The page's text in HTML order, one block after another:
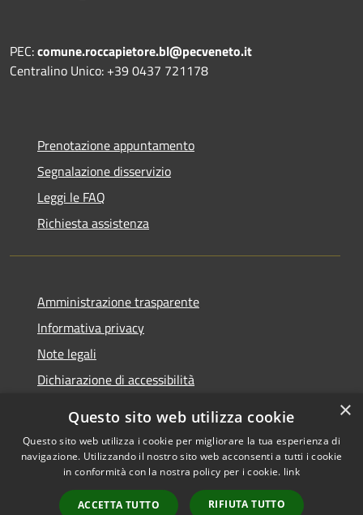
PEC:comune.roccapietore.bl@pecveneto.it
Centralino Unico: +39 0437 721178
Prenotazione appuntamento
Segnalazione disservizio
Leggi le FAQ
Richiesta assistenza
Amministrazione trasparente
Informativa privacy
Note legali
Dichiarazione di accessibilità
RSS
Accessibilità
Copyright © 2026 • Comune di
Rocca Pietore • Powered by
Municipium•
Accesso
×
Questo sito web utilizza cookie
Questo sito web utilizza i cookie per migliorare la tua esperienza di
navigazione. Utilizzando il nostro sito web acconsenti a tutti i cookie
in conformità con la nostra policy per i cookie. link
ACCETTA TUTTO RIFIUTA TUTTO